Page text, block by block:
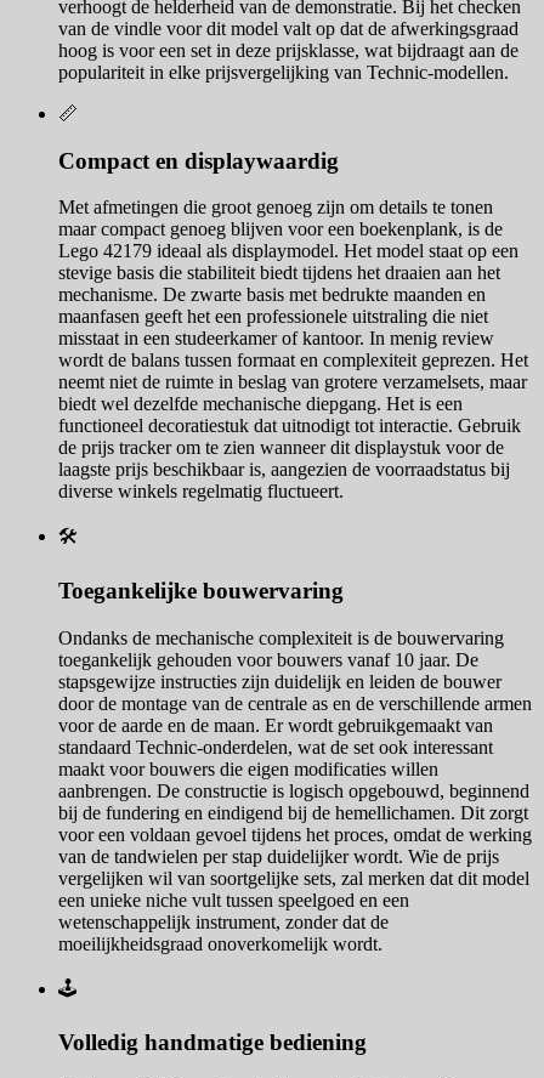
verhoogt de helderheid van de demonstratie. Bij het checken
van de vindle voor dit model valt op dat de afwerkingsgraad
hoog is voor een set in deze prijsklasse, wat bijdraagt aan de
populariteit in elke prijsvergelijking van Technic-modellen.
📏
Compact en displaywaardig
Met afmetingen die groot genoeg zijn om details te tonen
maar compact genoeg blijven voor een boekenplank, is de
Lego 42179 ideaal als displaymodel. Het model staat op een
stevige basis die stabiliteit biedt tijdens het draaien aan het
mechanisme. De zwarte basis met bedrukte maanden en
maanfasen geeft het een professionele uitstraling die niet
misstaat in een studeerkamer of kantoor. In menig review
wordt de balans tussen formaat en complexiteit geprezen. Het
neemt niet de ruimte in beslag van grotere verzamelsets, maar
biedt wel dezelfde mechanische diepgang. Het is een
functioneel decoratiestuk dat uitnodigt tot interactie. Gebruik
de prijs tracker om te zien wanneer dit displaystuk voor de
laagste prijs beschikbaar is, aangezien de voorraadstatus bij
diverse winkels regelmatig fluctueert.
🛠️
Toegankelijke bouwervaring
Ondanks de mechanische complexiteit is de bouwervaring
toegankelijk gehouden voor bouwers vanaf 10 jaar. De
stapsgewijze instructies zijn duidelijk en leiden de bouwer
door de montage van de centrale as en de verschillende armen
voor de aarde en de maan. Er wordt gebruikgemaakt van
standaard Technic-onderdelen, wat de set ook interessant
maakt voor bouwers die eigen modificaties willen
aanbrengen. De constructie is logisch opgebouwd, beginnend
bij de fundering en eindigend bij de hemellichamen. Dit zorgt
voor een voldaan gevoel tijdens het proces, omdat de werking
van de tandwielen per stap duidelijker wordt. Wie de prijs
vergelijken wil van soortgelijke sets, zal merken dat dit model
een unieke niche vult tussen speelgoed en een
wetenschappelijk instrument, zonder dat de
moeilijkheidsgraad onoverkomelijk wordt.
🕹️
Volledig handmatige bediening